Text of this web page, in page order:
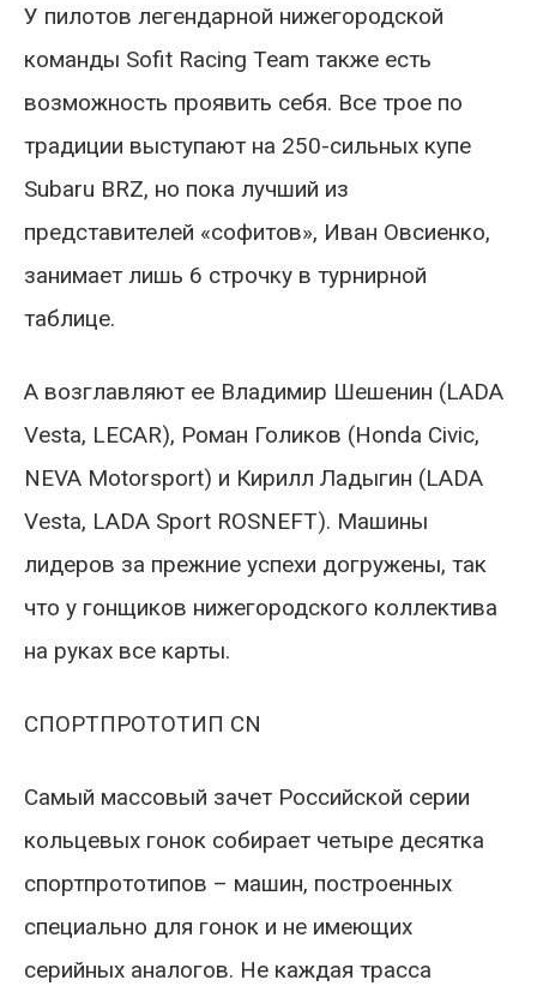
У пилотов легендарной нижегородской
команды Sofit Racing Team также есть
возможность проявить себя. Все трое по
традиции выступают на 250-сильных купе
Subaru BRZ, но пока лучший из
представителей «софитов», Иван Овсиенко,
занимает лишь 6 строчку в турнирной
таблице.
А возглавляют ее Владимир Шешенин (LADA
Vesta, LECAR), Роман Голиков (Honda Civic,
NEVA Motorsport) и Кирилл Ладыгин (LADA
Vesta, LADA Sport ROSNEFT). Машины
лидеров за прежние успехи догружены, так
что у гонщиков нижегородского коллектива
на руках все карты.
СПОРТПРОТОТИП CN
Самый массовый зачет Российской серии
кольцевых гонок собирает четыре десятка
спортпрототипов – машин, построенных
специально для гонок и не имеющих
серийных аналогов. Не каждая трасса